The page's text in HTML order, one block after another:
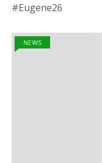
#Eugene26
NEWS